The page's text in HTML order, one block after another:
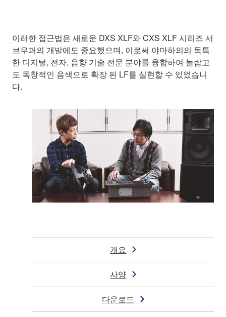
이러한 접근법은 새로운 DXS XLF와 CXS XLF 시리즈 서
브우퍼의 개발에도 중요했으며, 이로써 야마하의의 독특
한 디지털, 전자, 음향 기술 전문 분야를 융합하여 놀랍고
도 독창적인 음색으로 확장 된 LF를 실현할 수 있었습니
다.
개요
사양
다운로드